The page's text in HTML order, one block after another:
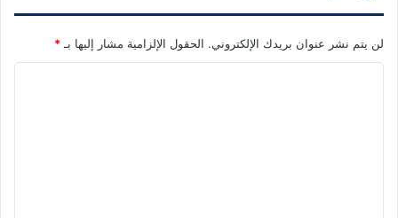
لن يتم نشر عنوان بريدك الإلكتروني. الحقول الإلزامية مشار إليها بـ *